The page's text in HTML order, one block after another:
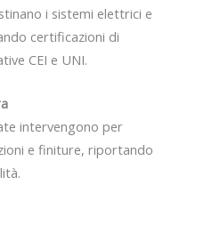
i sistemi elettrici e
certificazioni di
CEI e UNI.
intervengono per
e finiture, riportando